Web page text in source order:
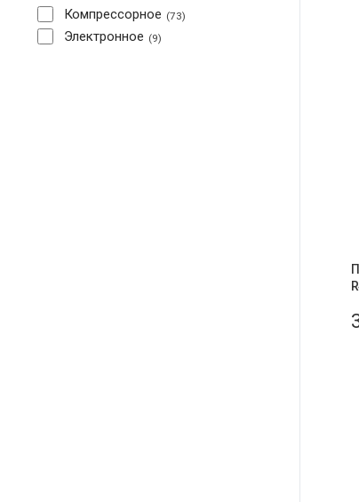
Компрессорное 73
Электронное 9